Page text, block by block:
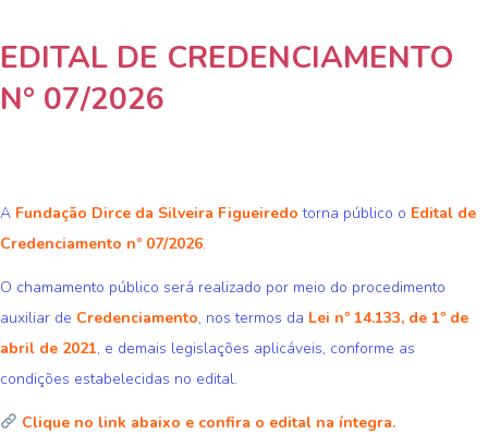
EDITAL DE CREDENCIAMENTO
N° 07/2026
A Fundação Dirce da Silveira Figueiredo torna público o Edital de
Credenciamento nº 07/2026.
O chamamento público será realizado por meio do procedimento
auxiliar de Credenciamento, nos termos da Lei nº 14.133, de 1º de
abril de 2021, e demais legislações aplicáveis, conforme as
condições estabelecidas no edital.
Clique no link abaixo e confira o edital na íntegra.